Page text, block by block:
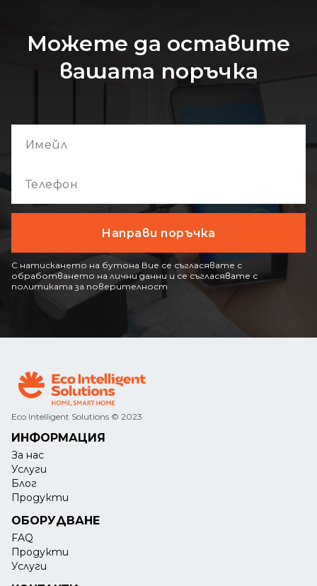
Можете да оставите
вашата поръчка
С натискането на бутона Вие се съгласявате с
обработването на лични данни и се съгласявате с
политиката за поверителност
Eco Intelligent Solutions © 2023
ИНФОРМАЦИЯ
За нас
Услуги
Блог
Продукти
ОБОРУДВАНЕ
FAQ
Продукти
Услуги